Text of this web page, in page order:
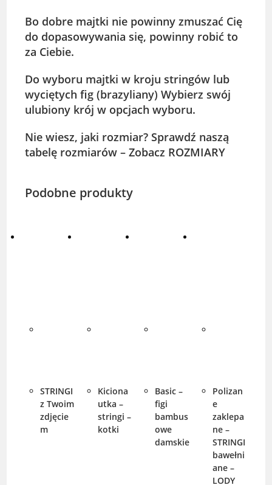
Bo dobre majtki nie powinny zmuszać Cię
do dopasowywania się, powinny robić to
za Ciebie.
Do wyboru majtki w kroju stringów lub
wyciętych fig (brazyliany) Wybierz swój
ulubiony krój w opcjach wyboru.
Nie wiesz, jaki rozmiar? Sprawdź naszą
tabelę rozmiarów – Zobacz ROZMIARY
Podobne produkty
STRINGI
z Twoim
zdjęcie
m
Kiciona
utka –
stringi –
kotki
Basic –
figi
bambus
owe
damskie
Polizan
e
zaklepa
ne –
STRINGI
bawełni
ane –
LODY